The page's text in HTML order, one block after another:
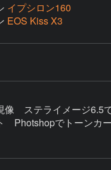
イプシロン160
EOS Kiss X3
像　ステライメージ6.5
　Photshopでトーンカ